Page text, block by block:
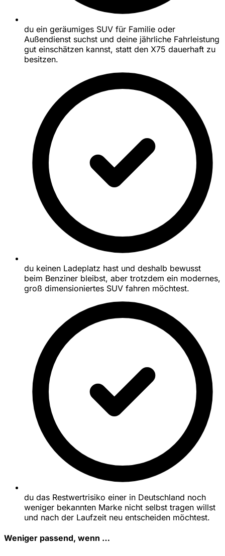
du ein geräumiges SUV für Familie oder
Außendienst suchst und deine jährliche Fahrleistung
gut einschätzen kannst, statt den X75 dauerhaft zu
besitzen.
du keinen Ladeplatz hast und deshalb bewusst
beim Benziner bleibst, aber trotzdem ein modernes,
groß dimensioniertes SUV fahren möchtest.
du das Restwertrisiko einer in Deutschland noch
weniger bekannten Marke nicht selbst tragen willst
und nach der Laufzeit neu entscheiden möchtest.
Weniger passend, wenn …